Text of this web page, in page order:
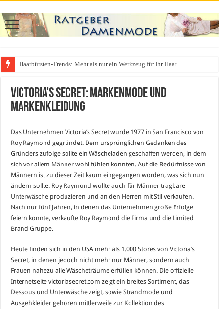
Haarbürsten-Trends: Mehr als nur ein Werkzeug für Ihr Haar
Was zieht man auf ein Festival an? Dein ultimativer Styleguide für die
Victoria’s Secret: Markenmode und
Markenkleidung
Das Unternehmen Victoria’s Secret wurde 1977 in San Francisco von
Roy Raymond gegründet. Dem ursprünglichen Gedanken des
Gründers zufolge sollte ein Wäscheladen geschaffen werden, in dem
sich vor allem Männer wohl fühlen konnten. Auf die Bedürfnisse von
Männern ist zu dieser Zeit kaum eingegangen worden, was sich nun
ändern sollte. Roy Raymond wollte auch für Männer tragbare
Unterwäsche produzieren und an den Herren mit Stil verkaufen.
Nach nur fünf Jahren, in denen das Unternehmen große Erfolge
feiern konnte, verkaufte Roy Raymond die Firma und die Limited
Brand Gruppe.
Heute finden sich in den USA mehr als 1.000 Stores von Victoria’s
Secret, in denen jedoch nicht mehr nur Männer, sondern auch
Frauen nahezu alle Wäscheträume erfüllen können. Die offizielle
Internetseite victoriasecret.com zeigt ein breites Sortiment, das
Dessous und Unterwäsche zeigt, sowie Strandmode und
Ausgehkleider gehören mittlerweile zur Kollektion des